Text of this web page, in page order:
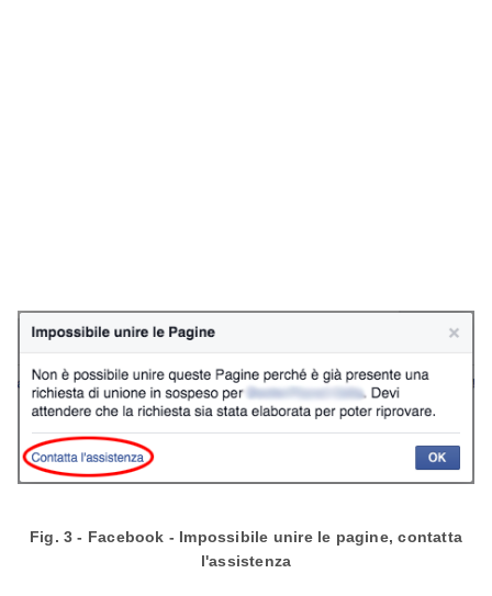
Fig. 3 - Facebook - Impossibile unire le pagine, contatta
l'assistenza